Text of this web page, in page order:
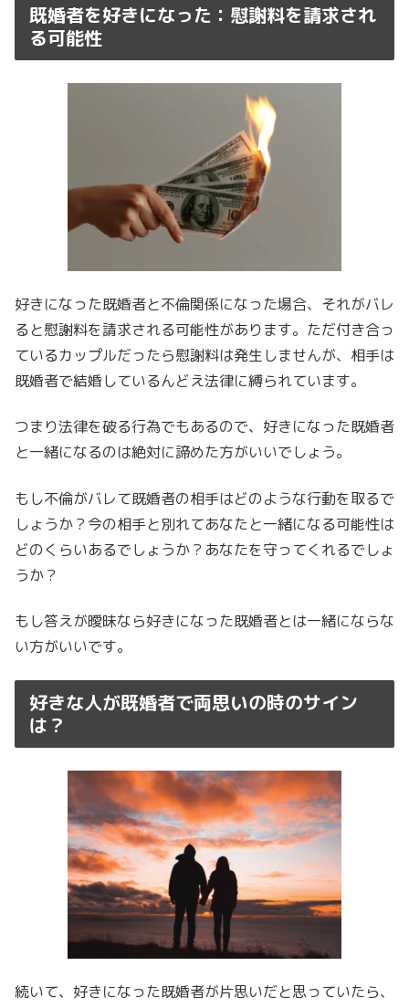
既婚者を好きになった：慰謝料を請求され
る可能性
好きになった既婚者と不倫関係になった場合、それがバレ
ると慰謝料を請求される可能性があります。ただ付き合っ
ているカップルだったら慰謝料は発生しませんが、相手は
既婚者で結婚しているんどえ法律に縛られています。
つまり法律を破る行為でもあるので、好きになった既婚者
と一緒になるのは絶対に諦めた方がいいでしょう。
もし不倫がバレて既婚者の相手はどのような行動を取るで
しょうか？今の相手と別れてあなたと一緒になる可能性は
どのくらいあるでしょうか？あなたを守ってくれるでしょ
うか？
もし答えが曖昧なら好きになった既婚者とは一緒にならな
い方がいいです。
好きな人が既婚者で両思いの時のサイン
は？
続いて、好きになった既婚者が片思いだと思っていたら、